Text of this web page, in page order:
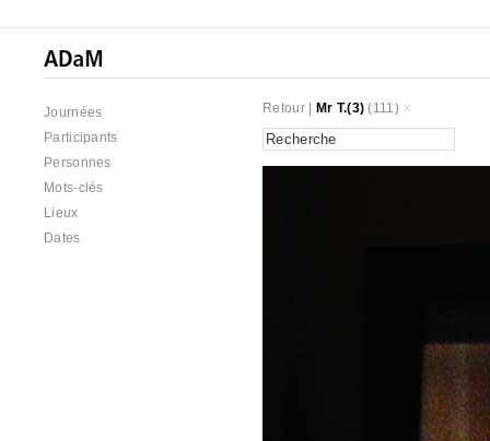
Journées
Participants
Personnes
Mots-clés
Lieux
Dates
Retour| Mr T.(3) (111)